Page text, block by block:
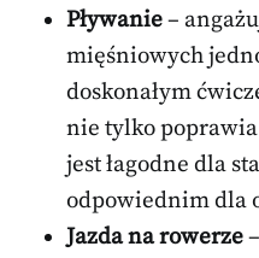
Pływanie–
mięśniowych
doskonałym
nie tylko
jest łagodne dla
odpowiednim dla
Jazda na rowerze